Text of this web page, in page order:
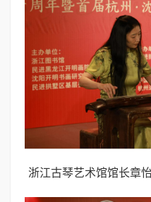
浙江古琴艺术馆馆长章